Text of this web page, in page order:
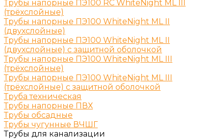
Трубы напорные ПЭ100 RC WhiteNight ML III
(трёхслойные)
Трубы напорные ПЭ100 WhiteNight ML II
(двухслойные)
Трубы напорные ПЭ100 WhiteNight ML II
(двухслойные) с защитной оболочкой
Трубы напорные ПЭ100 WhiteNight ML III
(трёхслойные)
Трубы напорные ПЭ100 WhiteNight ML III
(трёхслойные) с защитной оболочкой
Труба техническая
Трубы напорные ПВХ
Трубы обсадные
Трубы чугунные ВЧШГ
Трубы для канализации